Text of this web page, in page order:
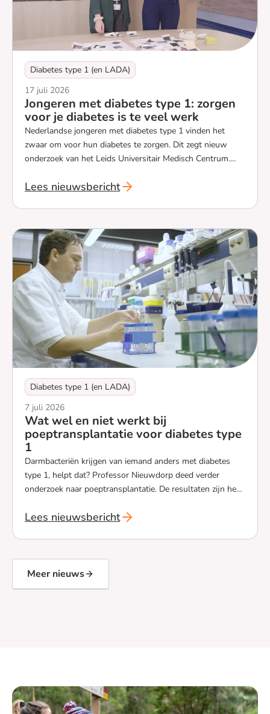
Diabetes type 1 (en LADA)
17 juli 2026
Jongeren met diabetes type 1: zorgen
voor je diabetes is te veel werk
Nederlandse jongeren met diabetes type 1 vinden het
zwaar om voor hun diabetes te zorgen. Dit zegt nieuw
onderzoek van het Leids Universitair Medisch Centrum.
zorg voor diabetes beter te laten passen bij het leven van
Lees nieuwsbericht
`Jongeren met diabetes type 1: zorgen voor je
Diabetes type 1 (en LADA)
7 juli 2026
Wat wel en niet werkt bij
poeptransplantatie voor diabetes type
1
Darmbacteriën krijgen van iemand anders met diabetes
type 1, helpt dat? Professor Nieuwdorp deed verder
onderzoek naar poeptransplantatie. De resultaten zijn heel
verder kunnen met onderzoek.
Lees nieuwsbericht
`Wat wel en niet werkt bij poeptransplantatie
Meer nieuws